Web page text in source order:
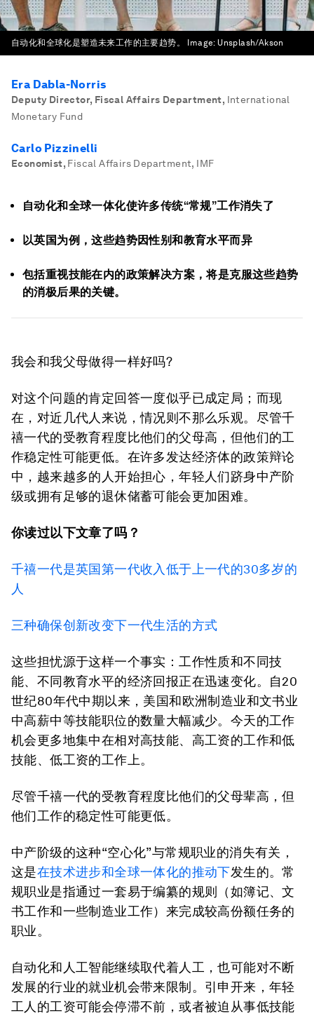
自动化和全球化是塑造未来工作的主要趋势。 Image: Unsplash/Akson
Era Dabla-Norris
Deputy Director, Fiscal Affairs Department, International
Monetary Fund
Carlo Pizzinelli
Economist, Fiscal Affairs Department, IMF
自动化和全球一体化使许多传统“常规”工作消失了
以英国为例，这些趋势因性别和教育水平而异
包括重视技能在内的政策解决方案，将是克服这些趋势
的消极后果的关键。
我会和我父母做得一样好吗?
对这个问题的肯定回答一度似乎已成定局；而现
在，对近几代人来说，情况则不那么乐观。尽管千
禧一代的受教育程度比他们的父母高，但他们的工
作稳定性可能更低。在许多发达经济体的政策辩论
中，越来越多的人开始担心，年轻人们跻身中产阶
级或拥有足够的退休储蓄可能会更加困难。
你读过以下文章了吗？
千禧一代是英国第一代收入低于上一代的30多岁的
人
三种确保创新改变下一代生活的方式
这些担忧源于这样一个事实：工作性质和不同技
能、不同教育水平的经济回报正在迅速变化。自20
世纪80年代中期以来，美国和欧洲制造业和文书业
中高薪中等技能职位的数量大幅减少。今天的工作
机会更多地集中在相对高技能、高工资的工作和低
技能、低工资的工作上。
尽管千禧一代的受教育程度比他们的父母辈高，但
他们工作的稳定性可能更低。
中产阶级的这种“空心化”与常规职业的消失有关，
这是在技术进步和全球一体化的推动下发生的。常
规职业是指通过一套易于编纂的规则（如簿记、文
书工作和一些制造业工作）来完成较高份额任务的
职业。
自动化和人工智能继续取代着人工，也可能对不断
发展的行业的就业机会带来限制。引申开来，年轻
工人的工资可能会停滞不前，或者被迫从事低技能